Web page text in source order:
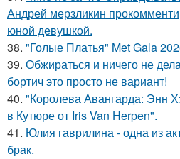
Андрей мерзликин
юной девушкой.
38. "Голые Платья" Met Gala
39. Обжираться и ничего не
бортич это просто не вариант!
40. "Королева Авангарда: Энн
в Кутюре от Iris Van Herpen".
41. Юлия гаврилина - одна из
брак.